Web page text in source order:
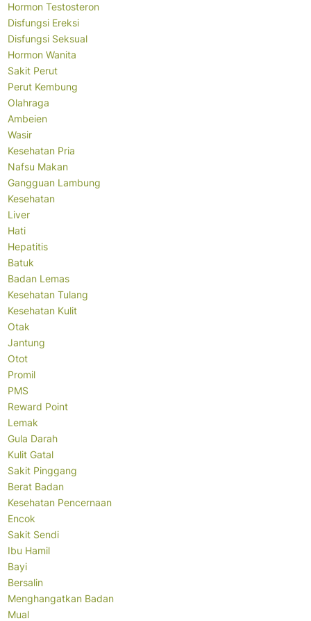
Hormon Testosteron
Disfungsi Ereksi
Disfungsi Seksual
Hormon Wanita
Sakit Perut
Perut Kembung
Olahraga
Ambeien
Wasir
Kesehatan Pria
Nafsu Makan
Gangguan Lambung
Kesehatan
Liver
Hati
Hepatitis
Batuk
Badan Lemas
Kesehatan Tulang
Kesehatan Kulit
Otak
Jantung
Otot
Promil
PMS
Reward Point
Lemak
Gula Darah
Kulit Gatal
Sakit Pinggang
Berat Badan
Kesehatan Pencernaan
Encok
Sakit Sendi
Ibu Hamil
Bayi
Bersalin
Menghangatkan Badan
Mual